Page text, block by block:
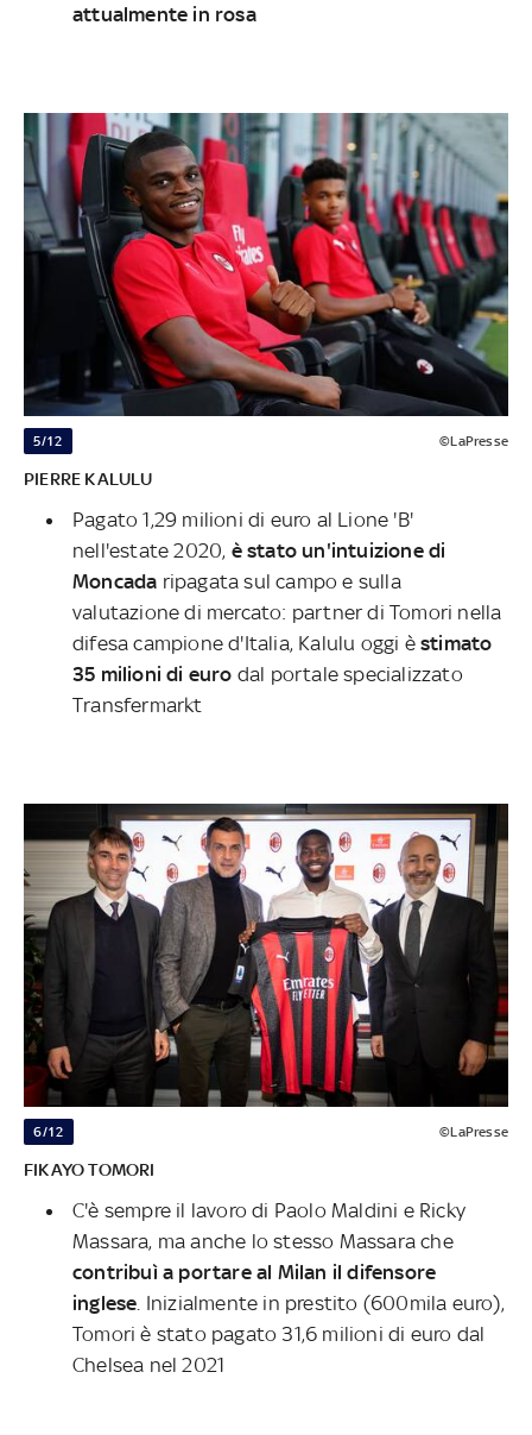
attualmente in rosa
5/12 ©LaPresse
PIERRE KALULU
Pagato 1,29 milioni di euro al Lione 'B'
nell'estate 2020, è stato un'intuizione di
Moncada ripagata sul campo e sulla
valutazione di mercato: partner di Tomori nella
difesa campione d'Italia, Kalulu oggi è stimato
35 milioni di euro dal portale specializzato
Transfermarkt
6/12 ©LaPresse
FIKAYO TOMORI
C'è sempre il lavoro di Paolo Maldini e Ricky
Massara, ma anche lo stesso Massara che
contribuì a portare al Milan il difensore
inglese . Inizialmente in prestito (600mila euro),
Tomori è stato pagato 31,6 milioni di euro dal
Chelsea nel 2021